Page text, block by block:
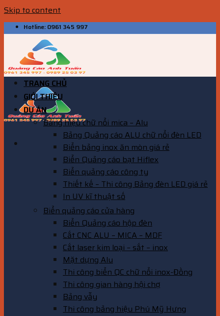
Skip to content
Hotline: 0961 345 997
TRANG CHỦ
GIỚI THIỆU
DỰ ÁN
Bảng hiệu chữ nổi mica – Alu
Bảng Quảng cáo ALU chữ nổi đèn LED
Biển bảng inox ăn mòn giá rẻ
Biển Quảng cáo bạt Hiflex
Biển quảng cáo công ty
Thiết kế – Thi công Bảng đèn LED giá rẻ
In UV kĩ thuật số
Biển quảng cáo cửa hàng
Biển Quảng cáo hộp đèn
Cắt CNC ALU – MICA – MDF
Cắt laser kim loại – sắt – inox
Mặt dựng Alu
Thi công biển QC chữ nổi inox-Đồng
Thi công gian hàng hội chợ
Bảng vẫy
Thi công bảng hiệu Phú Mỹ Hưng